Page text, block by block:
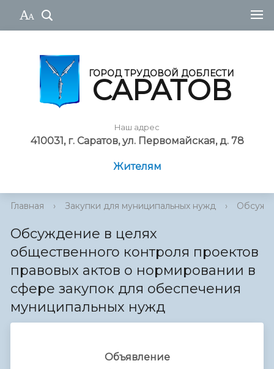
ГОРОД ТРУДОВОЙ ДОБЛЕСТИ
САРАТОВ
Наш адрес
410031, г. Саратов, ул. Первомайская, д. 78
Жителям
Главная › Закупки для муниципальных нужд ›
Обсуждение в целях
общественного контроля проектов
правовых актов о нормировании в
сфере закупок для обеспечения
муниципальных нужд
Объявление